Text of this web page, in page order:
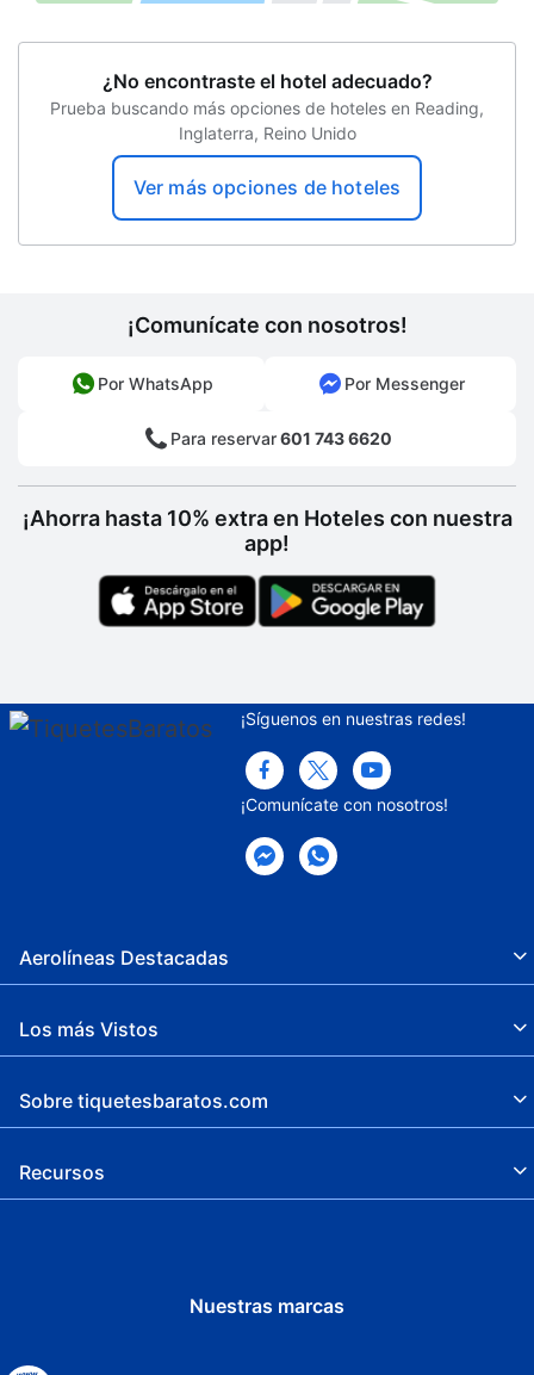
Toallas
LGTBIQ friendly
Depósito a la llegada
Identificación a la llegada
obligatorio
Alto estándar de limpieza
¿No encontraste el hotel adecuado?
Prueba buscando más opciones de hoteles en Reading,
Inglaterra, Reino Unido
Ver más opciones de hoteles
¡Comunícate con nosotros!
Por WhatsApp Por Messenger
Para reservar601 743 6620
¡Ahorra hasta 10% extra en Hoteles con nuestra
app!
¡Síguenos en nuestras redes!
¡Comunícate con nosotros!
Aerolíneas Destacadas
Los más Vistos
Sobre tiquetesbaratos.com
Recursos
Nuestras marcas